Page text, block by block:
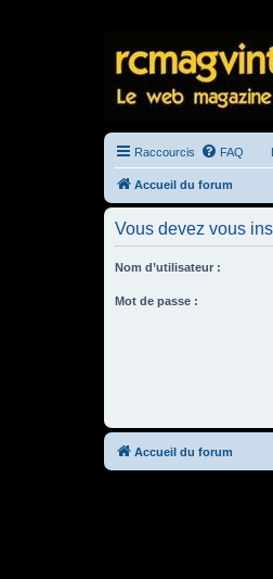
Raccourcis FAQ
Accueil du forum
Vous devez vous
Nom d’utilisateur :
Mot de passe :
Accueil du forum